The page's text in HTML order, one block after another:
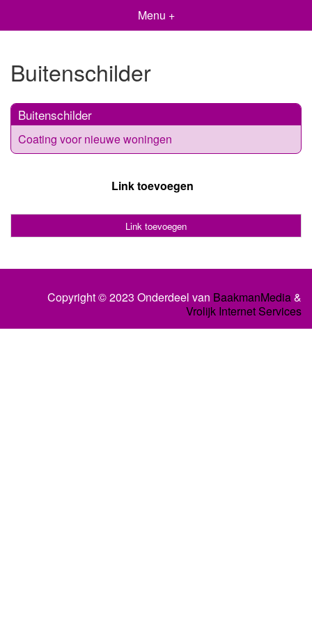
Menu +
Buitenschilder
Buitenschilder
Coating voor nieuwe woningen
Link toevoegen
Link toevoegen
Copyright © 2023 Onderdeel van BaakmanMedia&
Vrolijk Internet Services